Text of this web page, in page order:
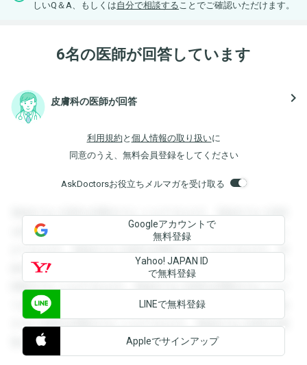
しいQ＆A、もしくは自分で相談する ことでご確認いただけます。
6名の医師が回答しています
皮膚科の医師が回答 navigate_next
利用規約 と 個人情報の取り扱いに
同意のうえ、無料会員登録をしてください
AskDoctorsお役立ちメルマガを受け取る
登録すると回答を閲覧することができます。登録すると回答
を閲覧することができます。登録すると回答を閲覧すること
ができます。登録すると回答を閲覧することができます。登
録すると回答を閲覧することができます。登録すると回答を
閲覧することができます。登録すると回答を閲覧することが
できます。登録すると回答を閲覧することができます。登録
すると回答を閲覧することができます。登録すると回答を閲
覧することができます。
Googleアカウントで
無料登録
Yahoo! JAPAN ID
で無料登録
LINEで無料登録
Appleでサインアップ